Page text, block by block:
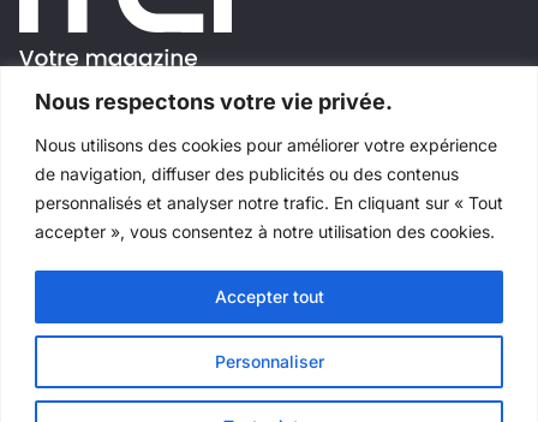
Nous respectons votre vie privée.
Nous utilisons des cookies pour améliorer votre expérience
de navigation, diffuser des publicités ou des contenus
personnalisés et analyser notre trafic. En cliquant sur « Tout
accepter », vous consentez à notre utilisation des cookies.
Personnaliser
Accepter tout
SUIVEZ-NOUS!
Tous droits réservés©Salons Industriels
Fait avec
parWebsimple